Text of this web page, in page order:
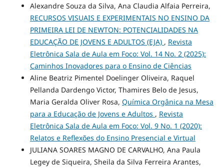
Alexandre Souza da Silva, Ana Claudia Alfaia Perreira,
RECURSOS VISUAIS E EXPERIMENTAIS NO ENSINO DA
PRIMEIRA LEI DE NEWTON: POTENCIALIDADES NA
EDUCAÇÃO DE JOVENS E ADULTOS (EJA) , Revista
Eletrônica Sala de Aula em Foco: Vol. 14 No. 2 (2025):
Caminhos Inovadores para o Ensino de Ciências
Aline Beatriz Pimentel Doelinger Oliveira, Raquel
Pellanda Dardengo Victor, Thamires Belo de Jesus,
Maria Geralda Oliver Rosa, Química Orgânica na Mesa
para a Educação de Jovens e Adultos , Revista
Eletrônica Sala de Aula em Foco: Vol. 9 No. 1 (2020):
Relatos e Reflexões do Ensino Presencial e Virtual
JULIANA SOARES MAGNO DE CARVALHO, Ana Paula
Legey de Siqueira, Sheila da Silva Ferreira Arantes,